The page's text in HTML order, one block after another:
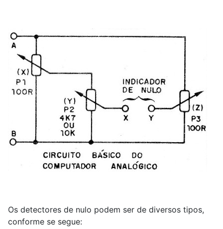
Os detectores de nulo podem ser de diversos tipos,
conforme se segue: